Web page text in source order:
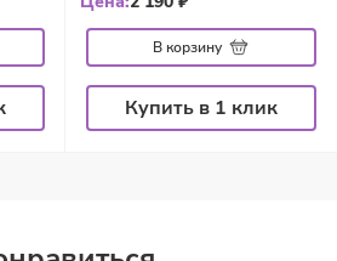
В корзину
Купить в 1 клик